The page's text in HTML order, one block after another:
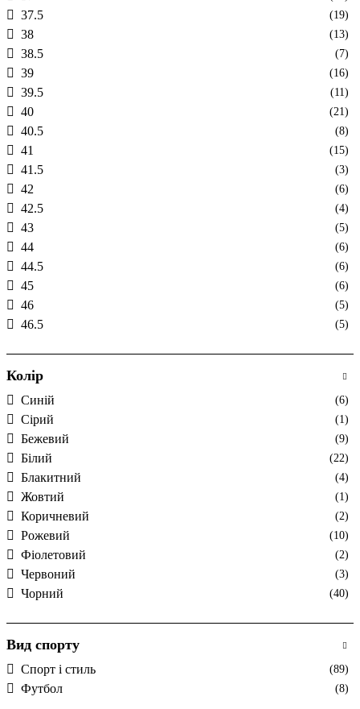
37.5 (19)
38 (13)
38.5 (7)
39 (16)
39.5 (11)
40 (21)
40.5 (8)
41 (15)
41.5 (3)
42 (6)
42.5 (4)
43 (5)
44 (6)
44.5 (6)
45 (6)
46 (5)
46.5 (5)
Колір
Cиній (6)
Cірий (1)
Бежевий (9)
Білий (22)
Блакитний (4)
Жовтий (1)
Коричневий (2)
Рожевий (10)
Фіолетовий (2)
Червоний (3)
Чорний (40)
Вид спорту
Спорт і стиль (89)
Футбол (8)